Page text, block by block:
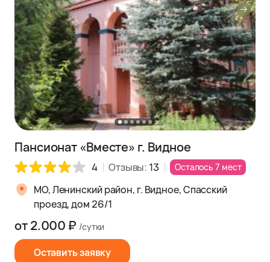
Пансионат «Вместе» г. Видное
4 Отзывы: 13 Осталось 7 мест
МО, Ленинский район, г. Видное, Спасский
проезд, дом 26/1
Оставить заявку
от 2.000 ₽ /сутки